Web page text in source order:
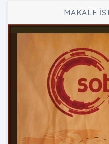
MAKALE